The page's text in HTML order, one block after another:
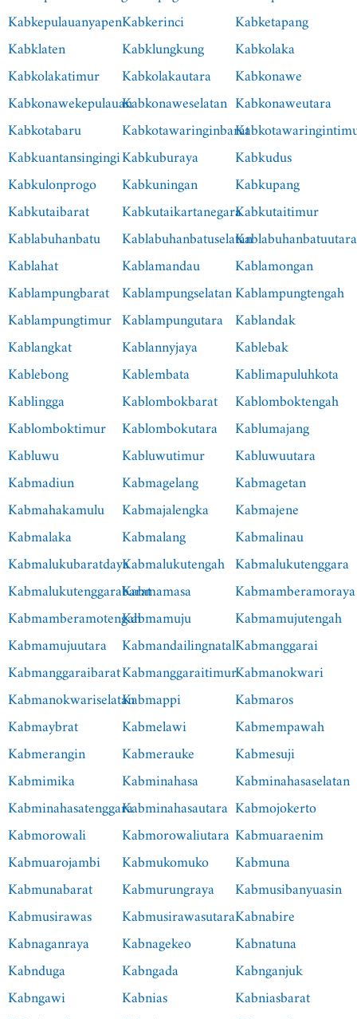
KabkepulauanyapenKabkerinci
Kabketapang
Kabklaten
Kabklungkung
Kabkolaka
Kabkolakatimur
Kabkolakautara
Kabkonawe
KabkonawekepulauanKabkonaweselatan Kabkonaweutara
Kabkotabaru
Kabkotawaringinbarat
KabkuantansingingiKabkuburaya
Kabkudus
Kabkulonprogo
Kabkuningan
Kabkupang
Kabkutaibarat
KabkutaikartanegaraKabkutaitimur
Kablabuhanbatu
KablabuhanbatuselatanKablabuhanbatuutara
Kablahat
Kablamandau
Kablamongan
Kablampungbarat KablampungselatanKablampungtengah
Kablampungtimur Kablampungutara Kablandak
Kablangkat
Kablannyjaya
Kablebak
Kablebong
Kablembata
Kablimapuluhkota
Kablingga
Kablombokbarat
Kablomboktengah
Kablomboktimur Kablombokutara
Kablumajang
Kabluwu
Kabluwutimur
Kabluwuutara
Kabmadiun
Kabmagelang
Kabmagetan
Kabmahakamulu Kabmajalengka
Kabmajene
Kabmalaka
Kabmalang
Kabmalinau
KabmalukubaratdayaKabmalukutengah Kabmalukutenggara
KabmalukutenggarabaratKabmamasa
Kabmamberamoraya
KabmamberamotengahKabmamuju
Kabmamujutengah
Kabmamujuutara KabmandailingnatalKabmanggarai
KabmanggaraibaratKabmanggaraitimurKabmanokwari
KabmanokwariselatanKabmappi
Kabmaros
Kabmaybrat
Kabmelawi
Kabmempawah
Kabmerangin
Kabmerauke
Kabmesuji
Kabmimika
Kabminahasa
Kabminahasaselatan
KabminahasatenggaraKabminahasautara Kabmojokerto
Kabmorowali
Kabmorowaliutara Kabmuaraenim
Kabmuarojambi
Kabmukomuko
Kabmuna
Kabmunabarat
Kabmurungraya
Kabmusibanyuasin
Kabmusirawas
KabmusirawasutaraKabnabire
Kabnaganraya
Kabnagekeo
Kabnatuna
Kabnduga
Kabngada
Kabnganjuk
Kabngawi
Kabnias
Kabniasbarat